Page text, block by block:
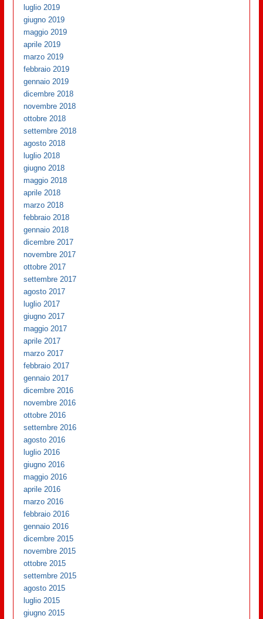
luglio 2019
giugno 2019
maggio 2019
aprile 2019
marzo 2019
febbraio 2019
gennaio 2019
dicembre 2018
novembre 2018
ottobre 2018
settembre 2018
agosto 2018
luglio 2018
giugno 2018
maggio 2018
aprile 2018
marzo 2018
febbraio 2018
gennaio 2018
dicembre 2017
novembre 2017
ottobre 2017
settembre 2017
agosto 2017
luglio 2017
giugno 2017
maggio 2017
aprile 2017
marzo 2017
febbraio 2017
gennaio 2017
dicembre 2016
novembre 2016
ottobre 2016
settembre 2016
agosto 2016
luglio 2016
giugno 2016
maggio 2016
aprile 2016
marzo 2016
febbraio 2016
gennaio 2016
dicembre 2015
novembre 2015
ottobre 2015
settembre 2015
agosto 2015
luglio 2015
giugno 2015